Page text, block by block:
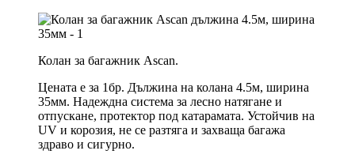
Колан за багажник Ascan.
Цената е за 1бр. Дължина на колана 4.5м, ширина
35мм. Надеждна система за лесно натягане и
отпускане, протектор под катарамата. Устойчив на
UV и корозия, не се разтяга и захваща багажа
здраво и сигурно.